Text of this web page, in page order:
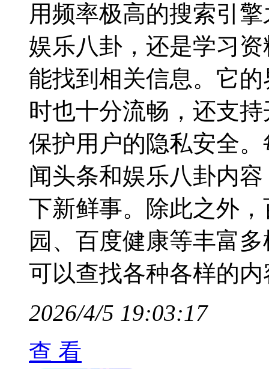
用频率极高的搜索引
娱乐八卦，还是学习
能找到相关信息。它
时也十分流畅，还支
保护用户的隐私安全
闻头条和娱乐八卦内
下新鲜事。除此之外
园、百度健康等丰富
可以查找各种各样的
2026/4/5 19:03:17
查 看